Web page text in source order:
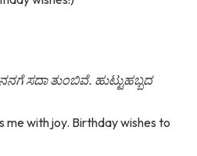
ಸದಾ ತುಂಬಿವೆ. ಹುಟ್ಟುಹಬ್ಬದ
me with joy. Birthday wishes to